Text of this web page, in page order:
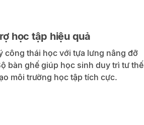
học tập hiệu quả
công thái học với tựa lưng nâng đỡ
bàn ghế giúp học sinh duy trì tư thế
môi trường học tập tích cực.